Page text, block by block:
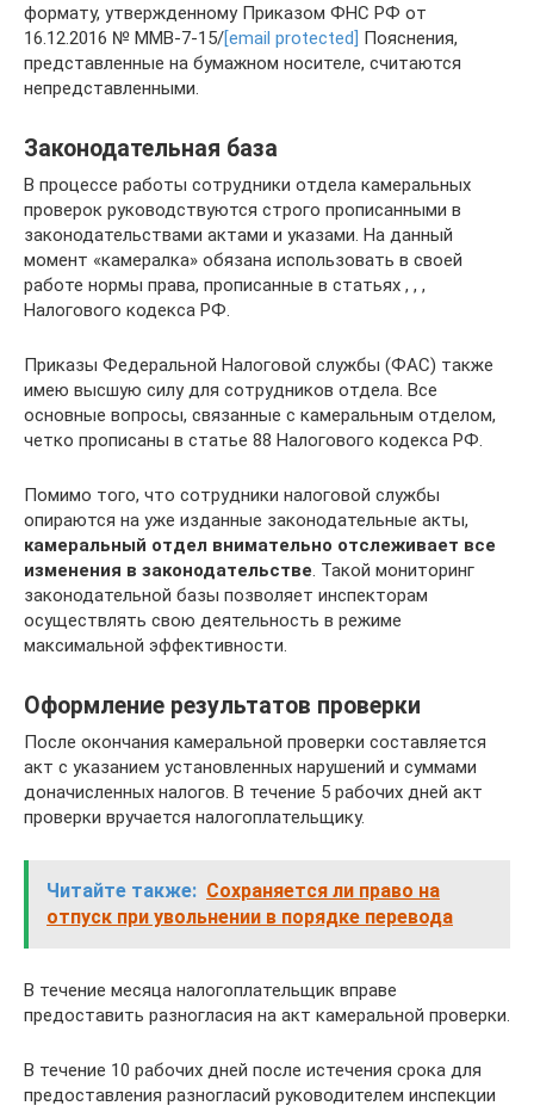
формату, утвержденному Приказом ФНС РФ от
16.12.2016 № ММВ-7-15/[email protected] Пояснения,
представленные на бумажном носителе, считаются
непредставленными.
Законодательная база
В процессе работы сотрудники отдела камеральных
проверок руководствуются строго прописанными в
законодательствами актами и указами. На данный
момент «камералка» обязана использовать в своей
работе нормы права, прописанные в статьях , , ,
Налогового кодекса РФ.
Приказы Федеральной Налоговой службы (ФАС) также
имею высшую силу для сотрудников отдела. Все
основные вопросы, связанные с камеральным отделом,
четко прописаны в статье 88 Налогового кодекса РФ.
Помимо того, что сотрудники налоговой службы
опираются на уже изданные законодательные акты,
камеральный отдел внимательно отслеживает все
изменения в законодательстве. Такой мониторинг
законодательной базы позволяет инспекторам
осуществлять свою деятельность в режиме
максимальной эффективности.
Оформление результатов проверки
После окончания камеральной проверки составляется
акт с указанием установленных нарушений и суммами
доначисленных налогов. В течение 5 рабочих дней акт
проверки вручается налогоплательщику.
Читайте также: Сохраняется ли право на
отпуск при увольнении в порядке перевода
В течение месяца налогоплательщик вправе
предоставить разногласия на акт камеральной проверки.
В течение 10 рабочих дней после истечения срока для
предоставления разногласий руководителем инспекции